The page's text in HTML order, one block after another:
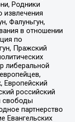
Родники
извлечения
Фалуньгун,
в отношении
по
Пражский
либеральной
российский
свободы
партнерство
Евангельских